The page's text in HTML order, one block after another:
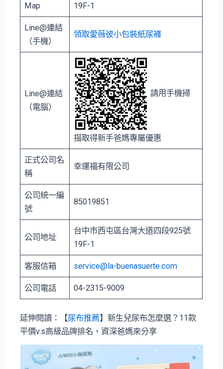
Map
19F-1
Line@連結
（手機）
領取愛薇彼小包裝紙尿褲
Line@連結
（電腦）
請用手機掃
描取得新手爸媽專屬優惠
正式公司名
稱
幸運福有限公司
公司統一編
號
85019851
公司地址
台中市⻄屯區台灣大道四段925號
19F-1
客服信箱 service@la-buenasuerte.com
公司電話 04-2315-9009
延伸閱讀：【尿布推薦】新生兒尿布怎麼選？11款
平價v.s高級品牌排名，資深爸媽來分享